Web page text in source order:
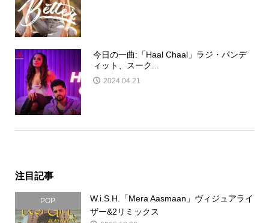
今日の一曲:「Haal Chaal」ラジ・パンデ
ィット、スーク...
2024.04.21
注目記事
POP
W.i.S.H.「Mera Aasmaan」ヴィジュアライ
ザー&2リミックス